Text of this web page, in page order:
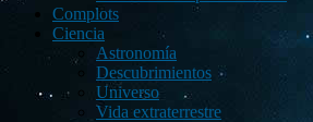
Complots
Ciencia
Astronomía
Descubrimientos
Universo
Vida extraterrestre